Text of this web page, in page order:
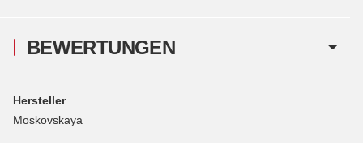
BEWERTUNGEN
Hersteller
Moskovskaya